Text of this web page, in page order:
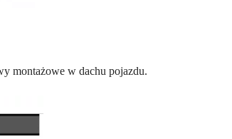
montażowe w dachu pojazdu.